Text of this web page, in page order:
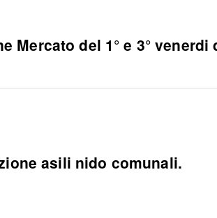
Mercato del 1° e 3° venerdi
asili nido comunali.